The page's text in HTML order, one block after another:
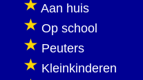
Aan huis
Op school
Peuters
Kleinkinderen